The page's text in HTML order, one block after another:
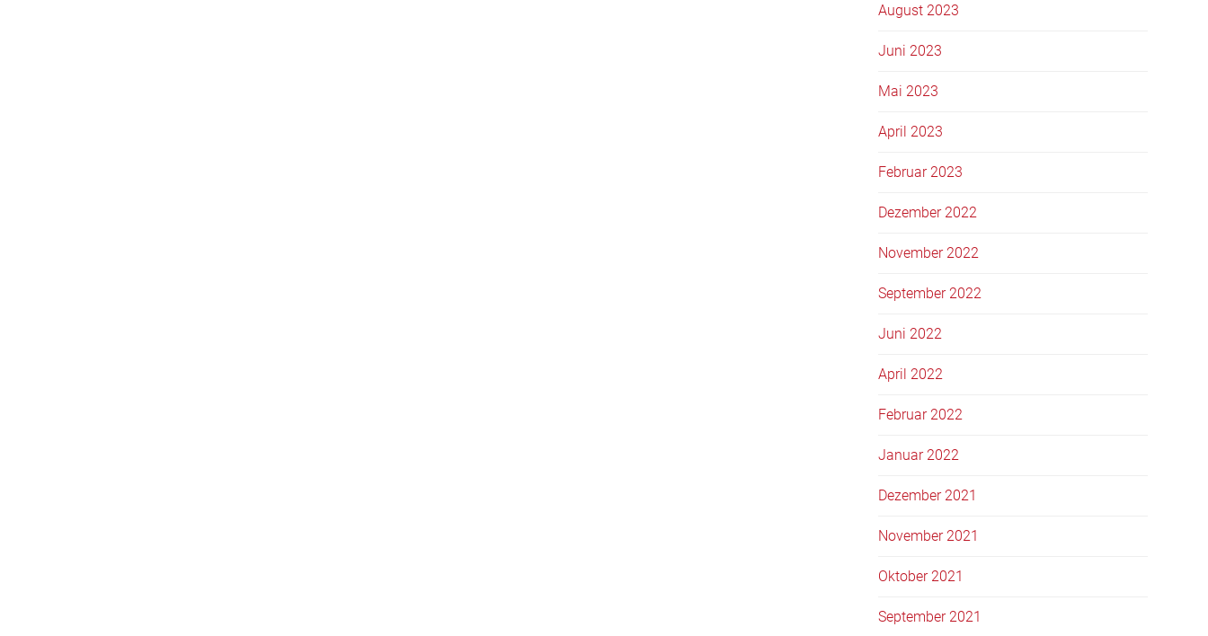
August 2023
Juni 2023
Mai 2023
April 2023
Februar 2023
Dezember 2022
November 2022
September 2022
Juni 2022
April 2022
Februar 2022
Januar 2022
Dezember 2021
November 2021
Oktober 2021
September 2021